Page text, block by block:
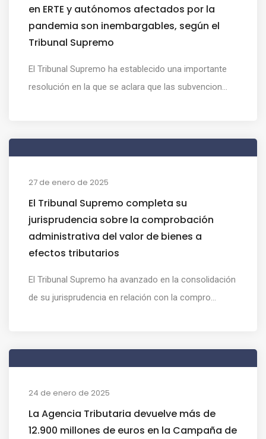
en ERTE y autónomos afectados por la
pandemia son inembargables, según el
Tribunal Supremo
El Tribunal Supremo ha establecido una importante
resolución en la que se aclara que las subvencion...
27 de enero de 2025
El Tribunal Supremo completa su
jurisprudencia sobre la comprobación
administrativa del valor de bienes a
efectos tributarios
El Tribunal Supremo ha avanzado en la consolidación
de su jurisprudencia en relación con la compro...
24 de enero de 2025
La Agencia Tributaria devuelve más de
12.900 millones de euros en la Campaña de